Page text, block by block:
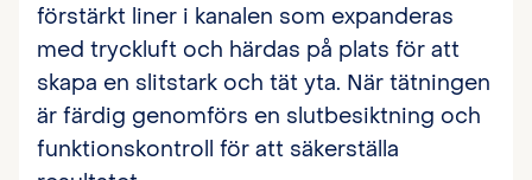
förstärkt liner i kanalen som expanderas
med tryckluft och härdas på plats för att
skapa en slitstark och tät yta. När tätningen
är färdig genomförs en slutbesiktning och
funktionskontroll för att säkerställa